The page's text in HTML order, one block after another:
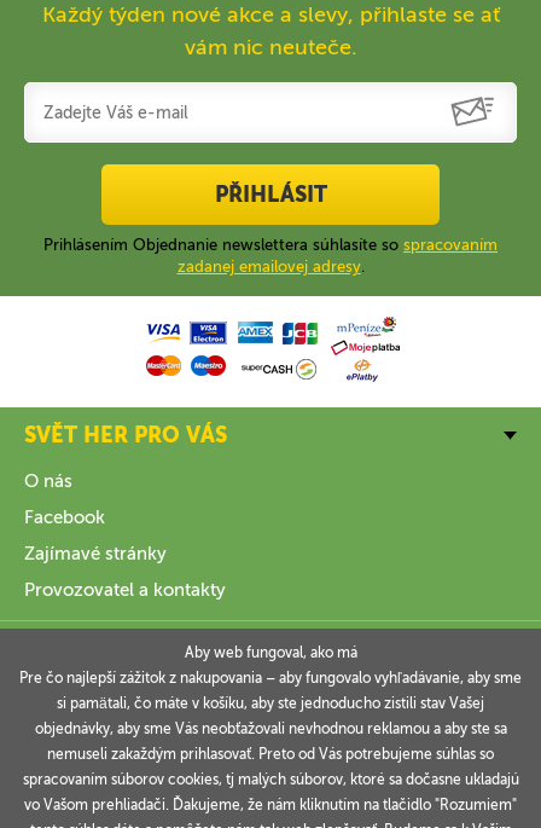
Každý týden nové akce a slevy, přihlaste se ať
vám nic neuteče.
PŘIHLÁSIT
Prihlásením Objednanie newslettera súhlasíte so spracovaním
zadanej emailovej adresy.
SVĚT HER PRO VÁS
O nás
Facebook
Zajímavé stránky
Provozovatel a kontakty
INFORMACE
VAŠE OBJEDNÁVKY
Aby web fungoval, ako má
Pre čo najlepší zážitok z nakupovania – aby fungovalo vyhľadávanie, aby sme
si pamätali, čo máte v košíku, aby ste jednoducho zistili stav Vašej
objednávky, aby sme Vás neobťažovali nevhodnou reklamou a aby ste sa
nemuseli zakaždým prihlasovať. Preto od Vás potrebujeme súhlas so
spracovaním súborov cookies, tj malých súborov, ktoré sa dočasne ukladajú
vo Vašom prehliadači. Ďakujeme, že nám kliknutím na tlačidlo "Rozumiem"